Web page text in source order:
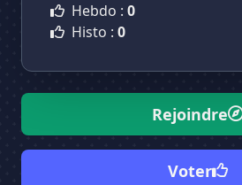
Hebdo : 0
Histo : 0
Rejoindre
Voter